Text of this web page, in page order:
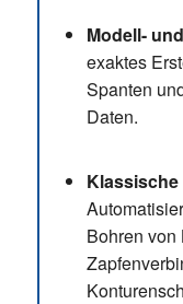
Modell-
exaktes
Spanten
Daten.
Bohren von